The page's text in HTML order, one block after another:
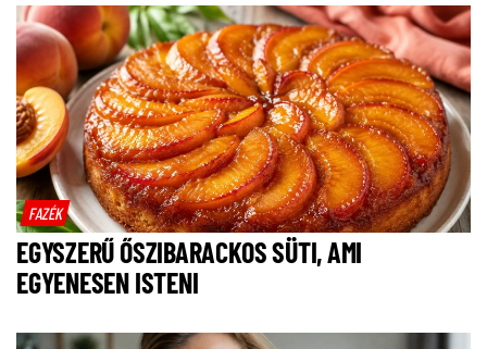
FAZÉK
EGYSZERŰ ŐSZIBARACKOS SÜTI, AMI
EGYENESEN ISTENI